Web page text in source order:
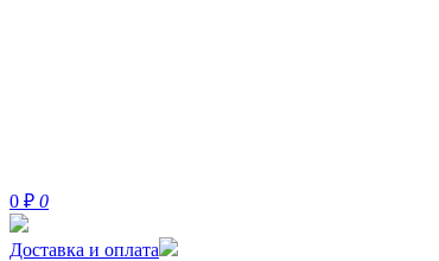
0 ₽ 0
Доставка и оплата